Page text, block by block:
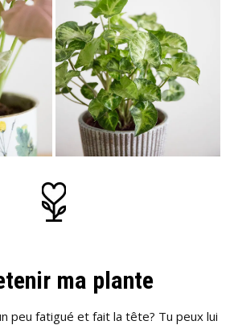
ma plante
peu fatigué et fait la tête? Tu peux lui